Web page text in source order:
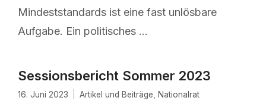
Mindeststandards ist eine fast unlösbare
Aufgabe. Ein politisches …
Sessionsbericht Sommer 2023
16. Juni 2023 Artikel und Beiträge Nationalrat